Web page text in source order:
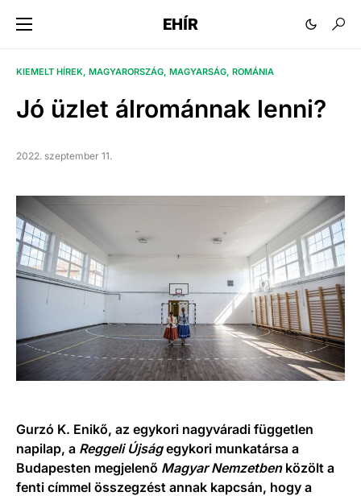
EHÍR
KIEMELT HÍREK MAGYARORSZÁG MAGYARSÁG ROMÁNIA
Jó üzlet álrománnak lenni?
2022. szeptember 11.
Gurzó K. Enikő, az egykori nagyváradi független
napilap, a Reggeli Újságegykori munkatársa a
Budapesten megjelenő Magyar Nemzetbenközölt a
fenti címmel összegzést annak kapcsán, hogy a